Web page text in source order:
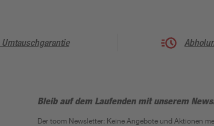
Umtauschgarantie
Bleib auf dem Laufenden mit unserem
Der toom Newsletter: Keine Angebote und Aktionen